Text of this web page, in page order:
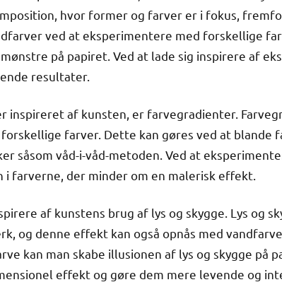
hvor former og farver er i fokus,
ved at eksperimentere med forskellige
på papiret. Ved at lade sig inspirere af
resultater.
inspireret af kunsten, er farvegradienter.
farver. Dette kan gøres ved at blande
såsom våd-i-våd-metoden. Ved at
i farverne, der minder om en malerisk effekt.
af kunstens brug af lys og skygge. Lys og
og denne effekt kan også opnås med
kan man skabe illusionen af lys og skygge på
effekt og gøre dem mere levende og